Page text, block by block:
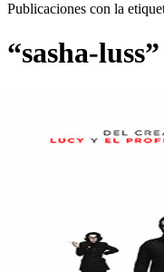
Publicaciones con la
“sasha-luss”